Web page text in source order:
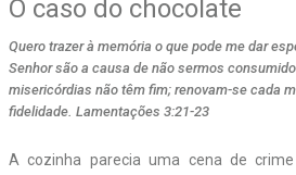
O caso do chocolate
Quero trazer à memória o que pode me dar
Senhor são a causa de não sermos
misericórdias não têm fim; renovam-se cada
fidelidade. Lamentações 3:21-23
A cozinha parecia uma cena de